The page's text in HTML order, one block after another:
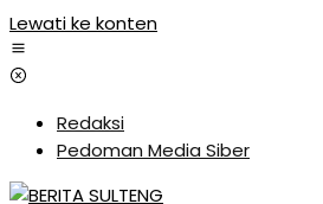
Lewati ke konten
Redaksi
Pedoman Media Siber